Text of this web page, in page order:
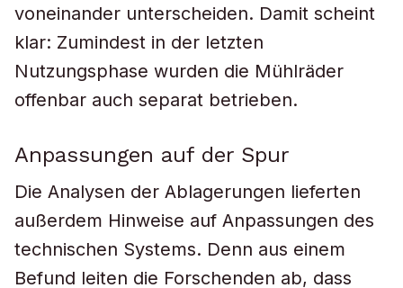
voneinander unterscheiden. Damit scheint
klar: Zumindest in der letzten
Nutzungsphase wurden die Mühlräder
offenbar auch separat betrieben.
Anpassungen auf der Spur
Die Analysen der Ablagerungen lieferten
außerdem Hinweise auf Anpassungen des
technischen Systems. Denn aus einem
Befund leiten die Forschenden ab, dass